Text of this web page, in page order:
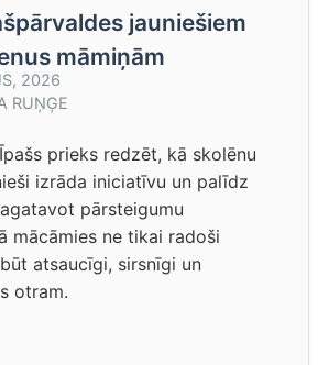
jauniešiem
māmiņām
2026
RUŅĢE
prieks redzēt, kā skolēnu
izrāda iniciatīvu un palīdz
pārsteigumu
mācāmies ne tikai radoši
atsaucīgi, sirsnīgi un
otram.